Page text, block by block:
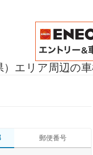
）エリア周辺の
郵便番号